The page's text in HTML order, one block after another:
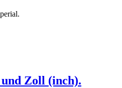
Zoll (inch).